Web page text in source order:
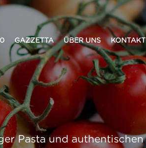
GAZZETTA ÜBER UNS KONTAKT
Pasta und authentischen